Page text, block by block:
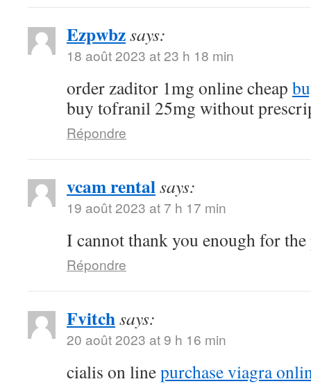
Ezpwbzsays:
18 août 2023 at 23 h 18 min
order zaditor 1mg online cheap
buy tofranil 25mg without
Répondre
vcam rentalsays:
19 août 2023 at 7 h 17 min
I cannot thank you enough for
Répondre
Fvitchsays:
20 août 2023 at 9 h 16 min
cialis on linepurchase viagra